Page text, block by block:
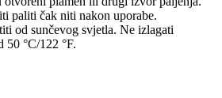
paliti čak niti nakon uporabe.
od sunčevog svjetla. Ne izlagati
50 °C/122 °F.